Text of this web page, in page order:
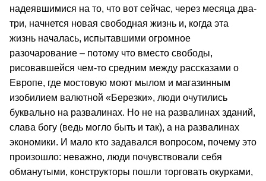
надеявшимися на то, что вот сейчас, через месяца два-
три, начнется новая свободная жизнь и, когда эта
жизнь началась, испытавшими огромное
разочарование – потому что вместо свободы,
рисовавшейся чем-то средним между рассказами о
Европе, где мостовую моют мылом и магазинным
изобилием валютной «Березки», люди очутились
буквально на развалинах. Но не на развалинах зданий,
слава богу (ведь могло быть и так), а на развалинах
экономики. И мало кто задавался вопросом, почему это
произошло: неважно, люди почувствовали себя
обманутыми, конструкторы пошли торговать окурками,